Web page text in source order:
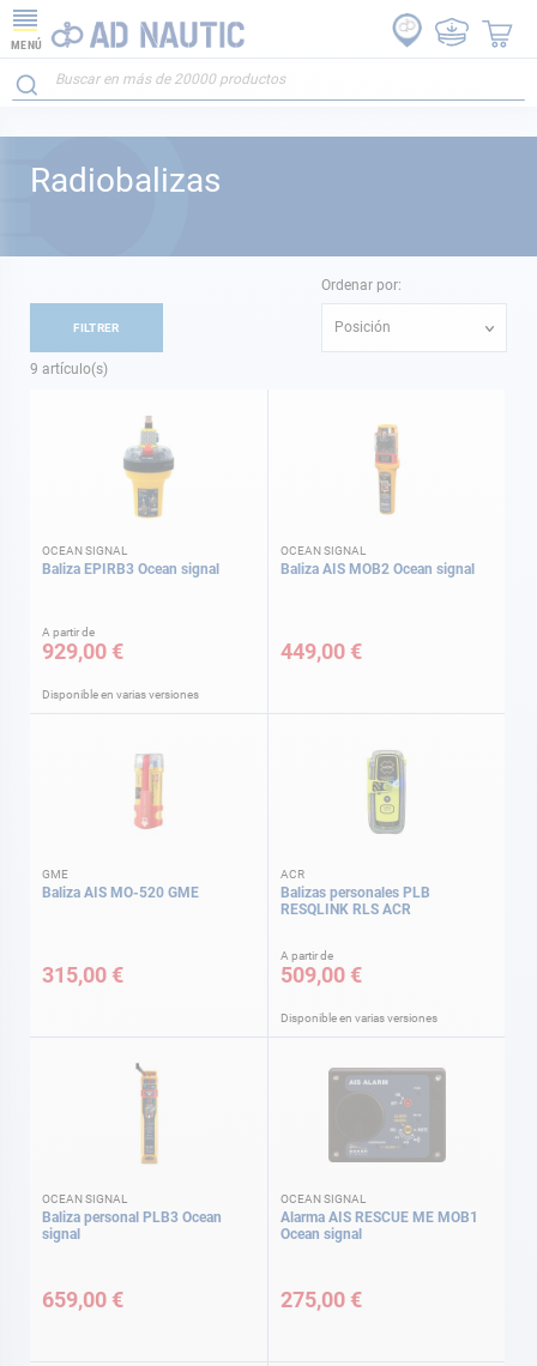
MENÚ
Radiobalizas
9 artículo(s)
Ordenar por:
Posición
OCEAN SIGNAL
Baliza EPIRB3 Ocean signal
A partir de
929,00 €
Disponible en varias versiones
OCEAN SIGNAL
Baliza AIS MOB2 Ocean signal
449,00 €
GME
Baliza AIS MO-520 GME
315,00 €
ACR
Balizas personales PLB
RESQLINK RLS ACR
A partir de
509,00 €
Disponible en varias versiones
OCEAN SIGNAL
Baliza personal PLB3 Ocean
signal
659,00 €
OCEAN SIGNAL
Alarma AIS RESCUE ME MOB1
Ocean signal
275,00 €
FILTRER